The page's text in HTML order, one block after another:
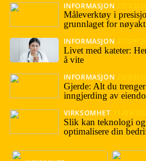
INFORMASJON
Måleverktøy i
grunnlaget for
INFORMASJON
Livet med kateter:
å vite
INFORMASJON
Gjerde: Alt du
inngjerding av
VIRKSOMHET
Slik kan teknologi
optimalisere din